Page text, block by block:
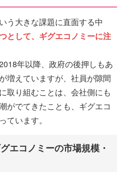
う大きな課題に直面する中
として、ギグエコノミーに注
年以降、政府の後押しもあ
増えていますが、社員が隙間
取り組むことは、会社側にも
がでてきたことも、ギグエコ
ています。
エコノミーの市場規模・